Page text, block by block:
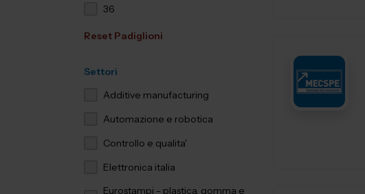
36
Reset Padiglioni
Settori
Additive manufacturing
Automazione e robotica
Controllo e qualita'
Elettronica italia
Eurostampi - plastica, gomma e